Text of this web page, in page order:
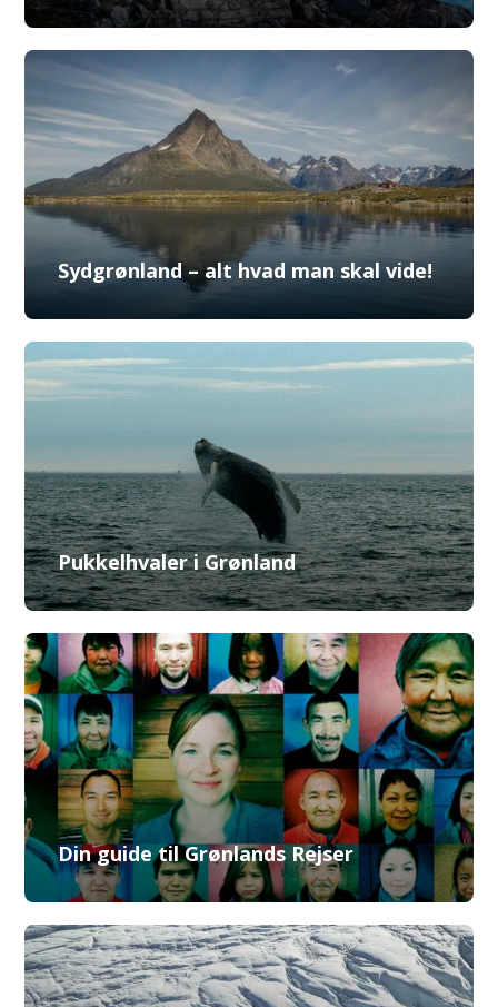
Sydgrønland – alt hvad man skal vide!
Pukkelhvaler i Grønland
Din guide til Grønlands Rejser